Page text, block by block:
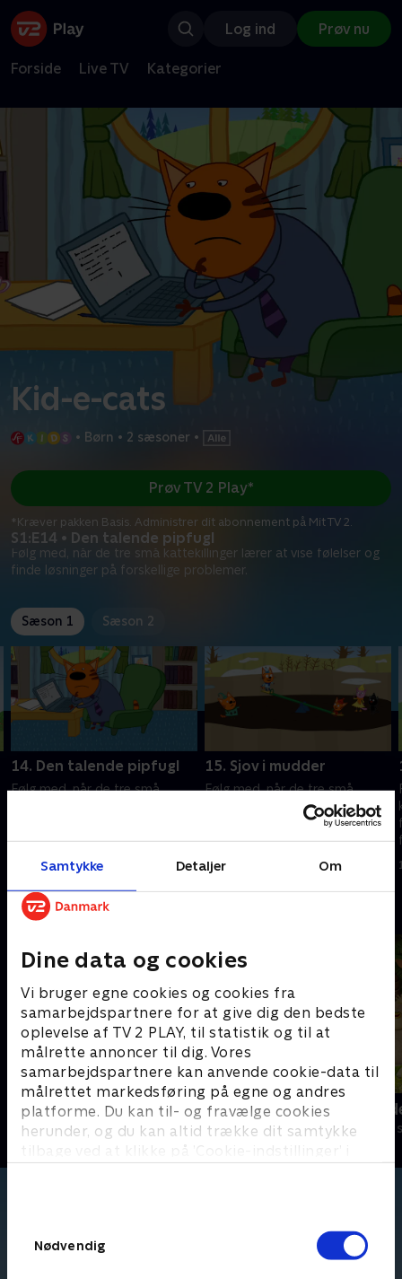
Samtykke Detaljer Om
Dine data og cookies
Vi bruger egne cookies og cookies fra
samarbejdspartnere for at give dig den bedste
oplevelse af TV 2 PLAY, til statistik og til at
målrette annoncer til dig. Vores
samarbejdspartnere kan anvende cookie-data til
målrettet markedsføring på egne og andres
platforme. Du kan til- og fravælge cookies
herunder, og du kan altid trække dit samtykke
tilbage ved at klikke på ’Cookie-indstillinger’ i
Nødvendig
Log ind Prøv nu
Forside Live TV Kategorier
Kid-e-cats
• Børn • 2 sæsoner •
S1:E14 • Den talende pipfugl
Følg med, når de tre små kattekillinger lærer at vise følelser og
finde løsninger på forskellige problemer.
Prøv TV 2 Play*
*Kræver pakken Basis. Administrer dit abonnement på Mit TV 2.
Sæson 1 Sæson 2
14. Den talende pipfugl
Følg med, når de tre små
forskellige problemer.
1. maj 2023 • 5 min
15. Sjov i mudder
Følg med, når de tre små
kattekillinger lærer at vise
følelser og finde løsninger på
forskellige problemer.
1. maj 2023 • 5 min
Andre så også
Hunden Ib
Børneserier • 1 sæsoner
Jungle
Børneserier • 2